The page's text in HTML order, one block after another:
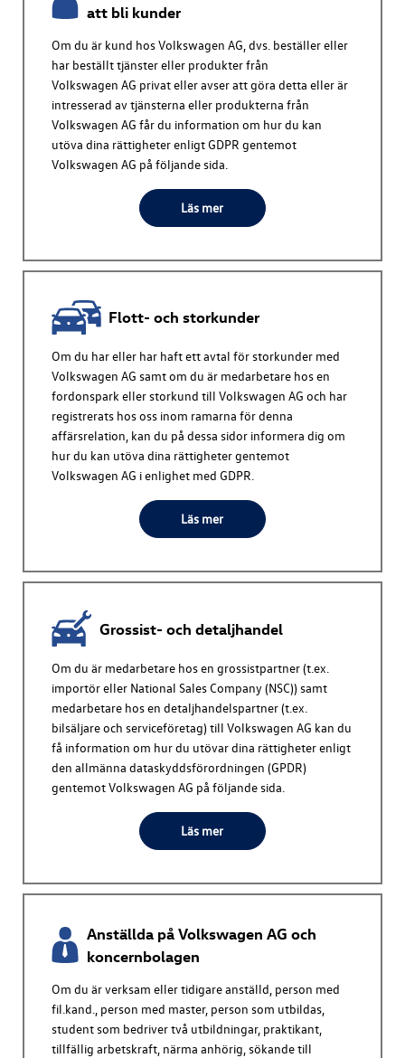
att bli kunder
Om du är kund hosVolkswagen AG , dvs. beställer eller
har beställt tjänster eller produkter från
Volkswagen AG privat eller avser att göra detta eller är
intresserad av tjänsterna eller produkterna från
Volkswagen AG får du information om hur du kan
utöva dina rättigheter enligt GDPR gentemot
Volkswagen AG på följande sida.
Läs mer
Flott- och storkunder
Om du har eller har haft ett avtal för storkunder med
Volkswagen AG samt om du är medarbetare hos en
fordonspark eller storkund tillVolkswagen AG och har
registrerats hos oss inom ramarna för denna
affärsrelation, kan du på dessa sidor informera dig om
hur du kan utöva dina rättigheter gentemot
Volkswagen AG i enlighet med GDPR.
Läs mer
Grossist- och detaljhandel
Om du är medarbetare hos en grossistpartner (t.ex.
importör eller National Sales Company (NSC)) samt
medarbetare hos en detaljhandelspartner (t.ex.
bilsäljare och serviceföretag) tillVolkswagen AG kan du
få information om hur du utövar dina rättigheter enligt
den allmänna dataskyddsförordningen (GPDR)
gentemotVolkswagen AG på följande sida.
Läs mer
Anställda påVolkswagen AG och
koncernbolagen
Om du är verksam eller tidigare anställd, person med
fil.kand., person med master, person som utbildas,
student som bedriver två utbildningar, praktikant,
tillfällig arbetskraft, närma anhörig, sökande till